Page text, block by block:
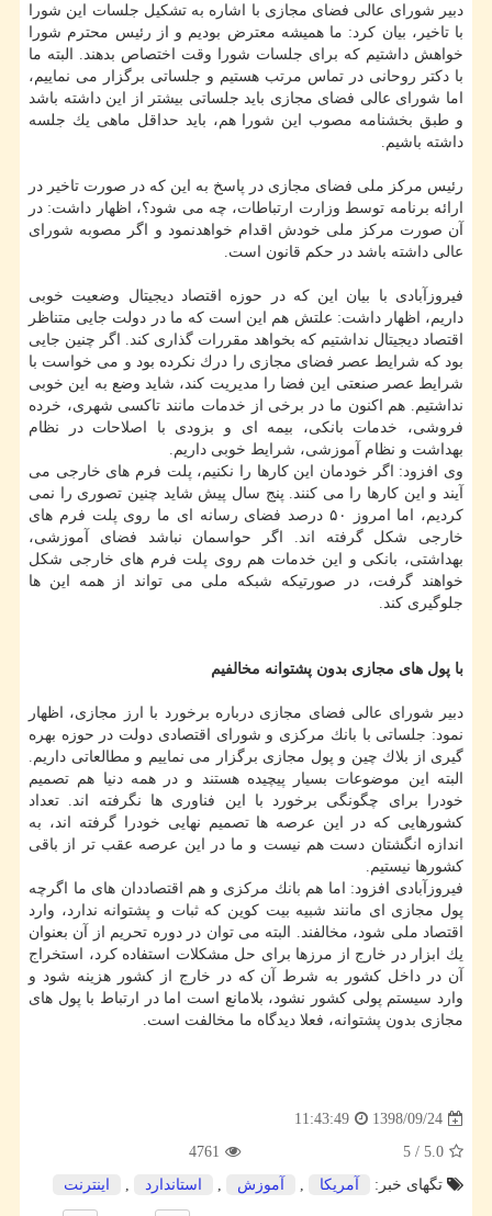
دبیر شورای عالی فضای مجازی با اشاره به تشكیل جلسات این شورا
با تاخیر، بیان كرد: ما همیشه معترض بودیم و از رئیس محترم شورا
خواهش داشتیم كه برای جلسات شورا وقت اختصاص بدهند. البته ما
با دكتر روحانی در تماس مرتب هستیم و جلساتی برگزار می نماییم،
اما شورای عالی فضای مجازی باید جلساتی بیشتر از این داشته باشد
و طبق بخشنامه مصوب این شورا هم، باید حداقل ماهی یك جلسه
داشته باشیم.
رئیس مركز ملی فضای مجازی در پاسخ به این كه در صورت تاخیر در
ارائه برنامه توسط وزارت ارتباطات، چه می شود؟، اظهار داشت: در
آن صورت مركز ملی خودش اقدام خواهدنمود و اگر مصوبه شورای
عالی داشته باشد در حكم قانون است.
فیروزآبادی با بیان این كه در حوزه اقتصاد دیجیتال وضعیت خوبی
داریم، اظهار داشت: علتش هم این است كه ما در دولت جایی متناظر
اقتصاد دیجیتال نداشتیم كه بخواهد مقررات گذاری كند. اگر چنین جایی
بود كه شرایط عصر فضای مجازی را درك نكرده بود و می خواست با
شرایط عصر صنعتی این فضا را مدیریت كند، شاید وضع به این خوبی
نداشتیم. هم اكنون ما در برخی از خدمات مانند تاكسی شهری، خرده
فروشی، خدمات بانكی، بیمه ای و بزودی با اصلاحات در نظام
بهداشت و نظام آموزشی، شرایط خوبی داریم.
وی افزود: اگر خودمان این كارها را نكنیم، پلت فرم های خارجی می
آیند و این كارها را می كنند. پنج سال پیش شاید چنین تصوری را نمی
كردیم، اما امروز ۵۰ درصد فضای رسانه ای ما روی پلت فرم های
خارجی شكل گرفته اند. اگر حواسمان نباشد فضای آموزشی،
بهداشتی، بانكی و این خدمات هم روی پلت فرم های خارجی شكل
خواهند گرفت، در صورتیكه شبكه ملی می تواند از همه این ها
جلوگیری كند.
با پول های مجازی بدون پشتوانه مخالفیم
دبیر شورای عالی فضای مجازی درباره برخورد با ارز مجازی، اظهار
نمود: جلساتی با بانك مركزی و شورای اقتصادی دولت در حوزه بهره
گیری از بلاك چین و پول مجازی برگزار می نماییم و مطالعاتی داریم.
البته این موضوعات بسیار پیچیده هستند و در همه دنیا هم تصمیم
خودرا برای چگونگی برخورد با این فناوری ها نگرفته اند. تعداد
كشورهایی كه در این عرصه ها تصمیم نهایی خودرا گرفته اند، به
اندازه انگشتان دست هم نیست و ما در این عرصه عقب تر از باقی
كشورها نیستیم.
فیروزآبادی افزود: اما هم بانك مركزی و هم اقتصاددان های ما اگرچه
پول مجازی ای مانند شبیه بیت كوین كه ثبات و پشتوانه ندارد، وارد
اقتصاد ملی شود، مخالفند. البته می توان در دوره تحریم از آن بعنوان
یك ابزار در خارج از مرزها برای حل مشكلات استفاده كرد، استخراج
آن در داخل كشور به شرط آن كه در خارج از كشور هزینه شود و
وارد سیستم پولی كشور نشود، بلامانع است اما در ارتباط با پول های
مجازی بدون پشتوانه، فعلا دیدگاه ما مخالفت است.
1398/09/24
11:43:49
5.0
/
5
4761
تگهای خبر:
آمریكا , آموزش , استاندارد , اینترنت